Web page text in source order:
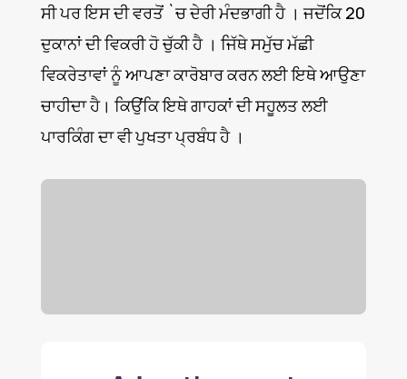
ਸੀ ਪਰ ਇਸ ਦੀ ਵਰਤੋਂ `ਚ ਦੇਰੀ ਮੰਦਭਾਗੀ ਹੈ । ਜਦੋਂਕਿ 20
ਦੁਕਾਨਾਂ ਦੀ ਵਿਕਰੀ ਹੋ ਚੁੱਕੀ ਹੈ । ਜਿੱਥੇ ਸਮੁੱਚ ਮੱਛੀ
ਵਿਕਰੇਤਾਵਾਂ ਨੂੰ ਆਪਣਾ ਕਾਰੋਬਾਰ ਕਰਨ ਲਈ ਇਥੇ ਆਉਣਾ
ਚਾਹੀਦਾ ਹੈ। ਕਿਉਂਕਿ ਇਥੇ ਗਾਹਕਾਂ ਦੀ ਸਹੂਲਤ ਲਈ
ਪਾਰਕਿੰਗ ਦਾ ਵੀ ਪੁਖਤਾ ਪ੍ਰਬੰਧ ਹੈ ।